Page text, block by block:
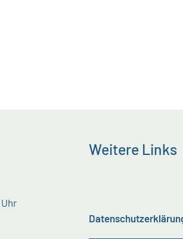
Uhr
Weitere Links